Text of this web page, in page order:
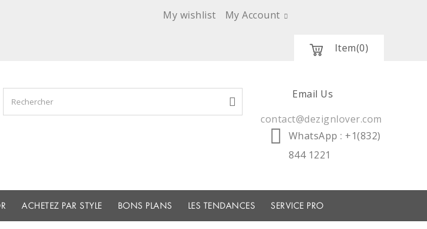
My wishlist My Account
Item(0)
Email Us
contact@dezignlover.com
WhatsApp : +1(832)
844 1221
ACHETEZ PAR STYLE BONS PLANS LES TENDANCES SERVICE PRO